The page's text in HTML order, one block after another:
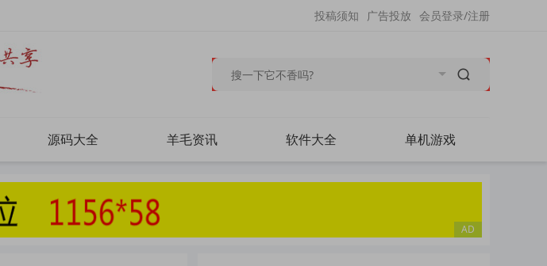
会员登录/注册
广告投放
投稿须知
源码大全 羊毛资讯 软件大全 单机游戏